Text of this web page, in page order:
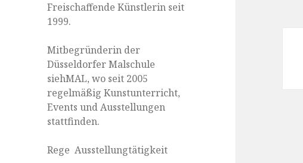
Freischaffende Künstlerin seit
1999.
Mitbegründerin der
Düsseldorfer Malschule
siehMAL, wo seit 2005
regelmäßig Kunstunterricht,
Events und Ausstellungen
stattfinden.
Rege Ausstellungtätigkeit